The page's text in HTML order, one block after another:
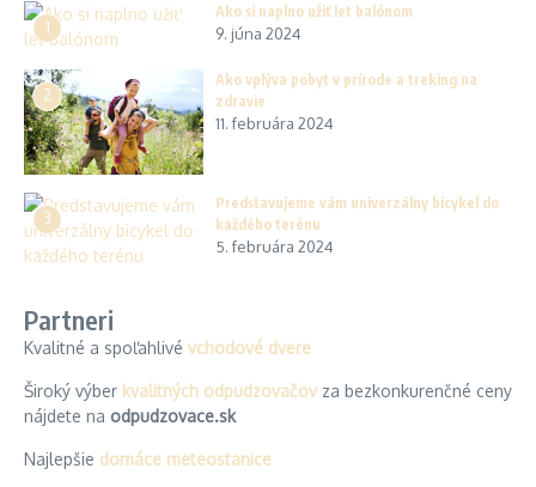
1
Ako si naplno užiť let balónom
9. júna 2024
2
Ako vplýva pobyt v prírode a treking na
zdravie
11. februára 2024
3
Predstavujeme vám univerzálny bicykel do
každého terénu
5. februára 2024
Partneri
Kvalitné a spoľahlivé vchodové dvere
Široký výber kvalitných odpudzovačov za bezkonkurenčné ceny
nájdete na odpudzovace.sk
Najlepšie domáce meteostanice